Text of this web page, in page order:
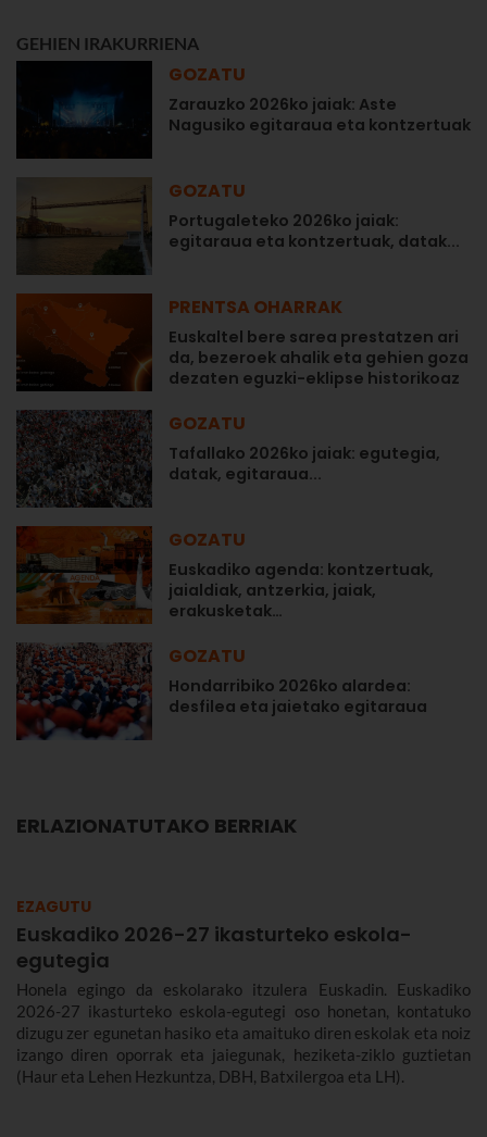
GEHIEN IRAKURRIENA
GOZATU
Zarauzko 2026ko jaiak: Aste
Nagusiko egitaraua eta kontzertuak
GOZATU
Portugaleteko 2026ko jaiak:
egitaraua eta kontzertuak, datak...
PRENTSA OHARRAK
Euskaltel bere sarea prestatzen ari
da, bezeroek ahalik eta gehien goza
dezaten eguzki-eklipse historikoaz
GOZATU
Tafallako 2026ko jaiak: egutegia,
datak, egitaraua...
GOZATU
Euskadiko agenda: kontzertuak,
jaialdiak, antzerkia, jaiak,
erakusketak…
GOZATU
Hondarribiko 2026ko alardea:
desfilea eta jaietako egitaraua
ERLAZIONATUTAKO BERRIAK
EZAGUTU
Euskadiko 2026-27 ikasturteko eskola-
egutegia
Honela egingo da eskolarako itzulera Euskadin. Euskadiko
2026-27 ikasturteko eskola-egutegi oso honetan, kontatuko
dizugu zer egunetan hasiko eta amaituko diren eskolak eta noiz
izango diren oporrak eta jaiegunak, heziketa-ziklo guztietan
(Haur eta Lehen Hezkuntza, DBH, Batxilergoa eta LH).